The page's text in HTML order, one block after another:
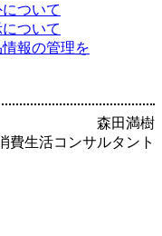
ついて
ついて
報の管理を
森田満樹
費生活コンサルタント